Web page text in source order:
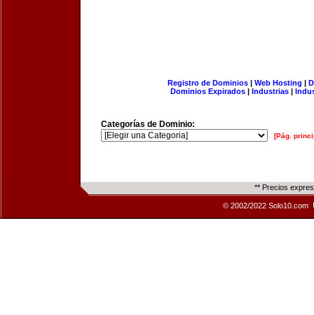
Registro de Dominios| Web Hosting |
Dominios Expirados | Industrias |
Categorías de Dominio:
[Pág.
** Precios
© 2002/2022 Solo10.com